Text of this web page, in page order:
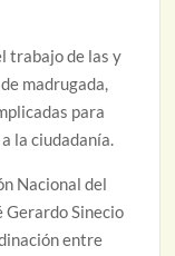
trabajo de las y
madrugada,
para
la ciudadanía.
Nacional del
Gerardo Sinecio
entre